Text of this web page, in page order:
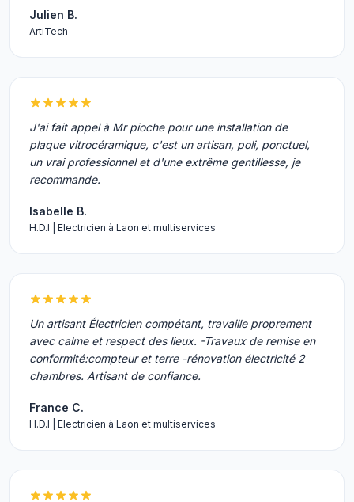
Julien B.
ArtiTech
J'ai fait appel à Mr pioche pour une installation de
plaque vitrocéramique, c'est un artisan, poli, ponctuel,
un vrai professionnel et d'une extrême gentillesse, je
recommande.
Isabelle B.
H.D.I | Electricien à Laon et multiservices
Un artisant Électricien compétant, travaille proprement
avec calme et respect des lieux. -Travaux de remise en
conformité:compteur et terre -rénovation électricité 2
chambres. Artisant de confiance.
France C.
H.D.I | Electricien à Laon et multiservices